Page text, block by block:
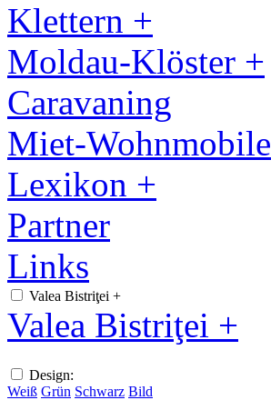
Klettern +
Moldau-Klöster +
Caravaning
Miet-Wohnmobile
Lexikon +
Partner
Links
Valea Bistriţei +
Valea Bistriţei +
Design:
Weiß Grün Schwarz Bild